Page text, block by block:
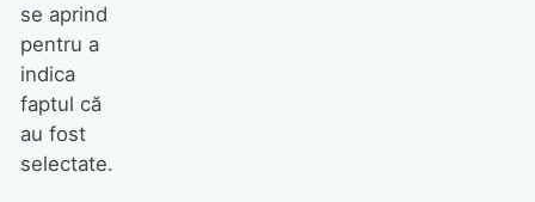
se aprind
pentru a
indica
faptul că
au fost
selectate.